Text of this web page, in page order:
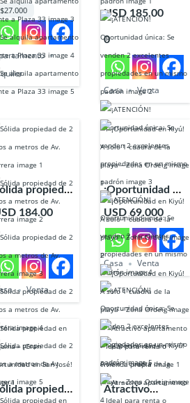
a Plaza
$27.000
Oportunidad
única: Se
venden 2
excelentes
propiedades en
un mismo
padrón
USD 185.00
0
Casa Venta
propiedad
2 pisos a
de Av.
184.00
Venta
¡Oportunidad en
Kiyú! A solo 1
cuadra de la
playa – Zona
Ordeig
USD 69.000
Casa Venta
propiedad
Atractivo